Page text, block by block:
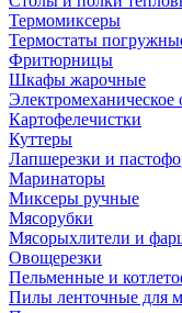
Термомиксеры
Термостаты
Фритюрницы
Шкафы жарочные
Электромеханическое
Картофелечистки
Куттеры
Лапшерезки и
Маринаторы
Миксеры ручные
Мясорубки
Мясорыхлители и
Овощерезки
Пельменные и
Пилы ленточные для